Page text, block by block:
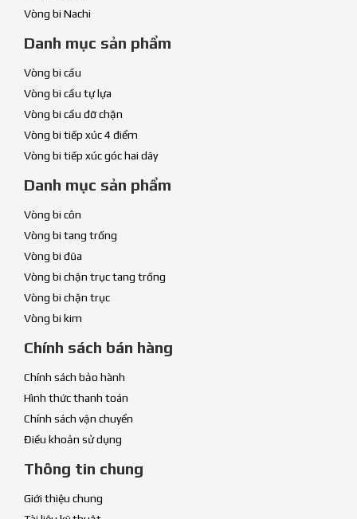
Vòng bi Nachi
Danh mục sản phẩm
Vòng bi cầu
Vòng bi cầu tự lựa
Vòng bi cầu đỡ chặn
Vòng bi tiếp xúc 4 điểm
Vòng bi tiếp xúc góc hai dãy
Danh mục sản phẩm
Vòng bi côn
Vòng bi tang trống
Vòng bi đũa
Vòng bi chặn trục tang trống
Vòng bi chặn trục
Vòng bi kim
Chính sách bán hàng
Chính sách bảo hành
Hình thức thanh toán
Chính sách vận chuyển
Điều khoản sử dụng
Thông tin chung
Giới thiệu chung